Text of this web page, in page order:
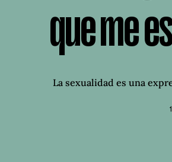
que me
La sexualidad es una